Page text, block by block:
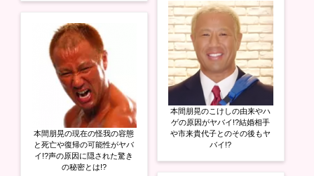
本間朋晃の現在の怪我の容態
と死亡や復帰の可能性がヤバ
イ!?声の原因に隠された驚き
の秘密とは!?
本間朋晃のこけしの由来やハ
ゲの原因がヤバイ!?結婚相手
や市来貴代子とのその後もヤ
バイ!?